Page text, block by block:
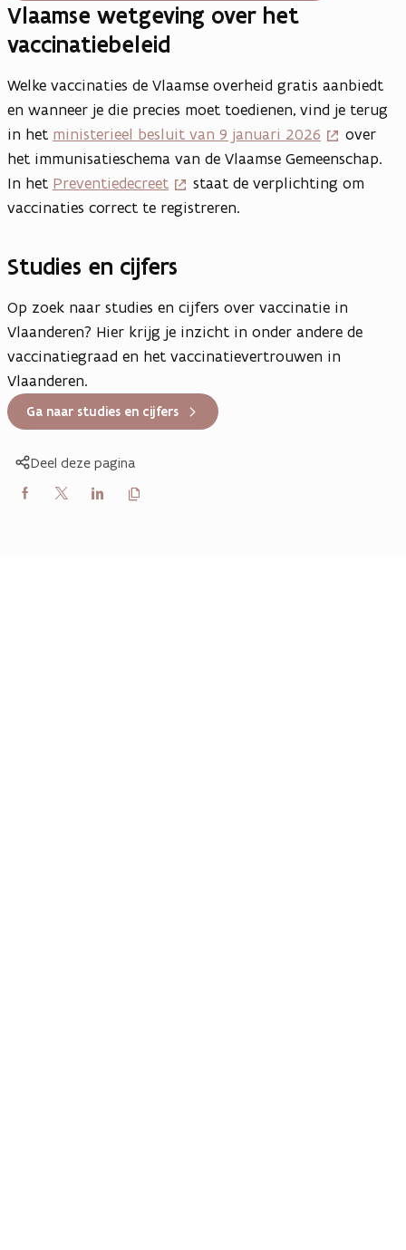
Vlaamse wetgeving over het
vaccinatiebeleid
Welke vaccinaties de Vlaamse overheid gratis aanbiedt
en wanneer je die precies moet toedienen, vind je terug
in het ministerieel besluit van 9 januari 2026
over
het immunisatieschema van de Vlaamse Gemeenschap.
In het Preventiedecreet
staat de verplichting om
vaccinaties correct te registreren.
Studies en cijfers
Op zoek naar studies en cijfers over vaccinatie in
Vlaanderen? Hier krijg je inzicht in onder andere de
vaccinatiegraad en het vaccinatievertrouwen in
Vlaanderen.
Ga naar studies en cijfers
Deel deze pagina
Delen
Delen
Delen
link